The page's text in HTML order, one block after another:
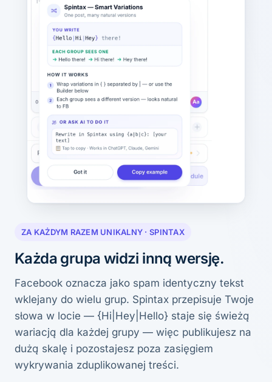
ZA KAŻDYM RAZEM UNIKALNY · SPINTAX
Każda grupa widzi inną wersję.
Facebook oznacza jako spam identyczny tekst
wklejany do wielu grup. Spintax przepisuje Twoje
słowa w locie — {Hi|Hey|Hello} staje się świeżą
wariacją dla każdej grupy — więc publikujesz na
dużą skalę i pozostajesz poza zasięgiem
wykrywania zduplikowanej treści.